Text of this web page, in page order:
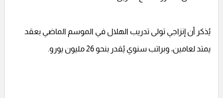
يُذكر أن إنزاجي تولى تدريب الهلال في الموسم الماضي بعقد
يمتد لعامين، وبراتب سنوي يُقدر بنحو 26 مليون يورو.